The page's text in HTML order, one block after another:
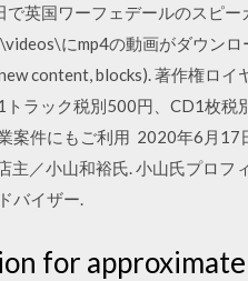
英国ワーフェデールのスピ
にmp4の動画がダウン
content, blocks). 著作権ロ
ラック税別500円、CD1枚
案件にもご利用 2020年6月
／小山和裕氏. 小山氏プロ
バイザー.
for